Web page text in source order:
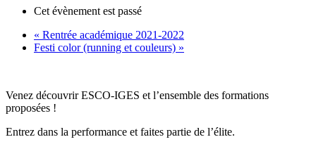
Cet évènement est passé
« Rentrée académique 2021-2022
Festi color (running et couleurs) »
Venez découvrir ESCO-IGES et l’ensemble des formations
proposées !
Entrez dans la performance et faites partie de l’élite.